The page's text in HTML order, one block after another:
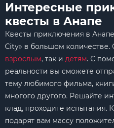
Интересные
квесты в Анапе
Квесты приключения в
City» в большом
взрослым, так и детям. С
реальности вы сможете
тему любимого фильма,
многого другого. Решайте
клад, проходите испытания.
подарят вам массу